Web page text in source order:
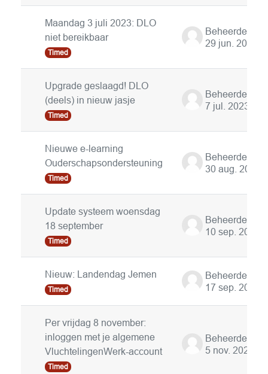
Maandag 3 juli 2023: DLO
niet bereikbaar
Timed
29 jun. 2023
Upgrade geslaagd! DLO
(deels) in nieuw jasje
Timed
7 jul. 2023
Nieuwe e-learning
Ouderschapsondersteuning
Timed
30 aug. 2024
Update systeem woensdag
18 september
Timed
10 sep. 2024
Nieuw: Landendag Jemen
Timed 17 sep. 2024
Per vrijdag 8 november:
inloggen met je algemene
VluchtelingenWerk-account
Timed
5 nov. 2024